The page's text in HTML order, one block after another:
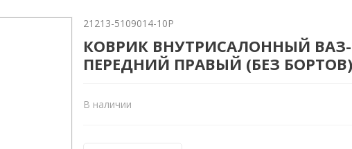
21213-5109014-10Р
КОВРИК ВНУТРИСАЛОННЫЙ ВАЗ-
ПЕРЕДНИЙ ПРАВЫЙ (БЕЗ
В наличии